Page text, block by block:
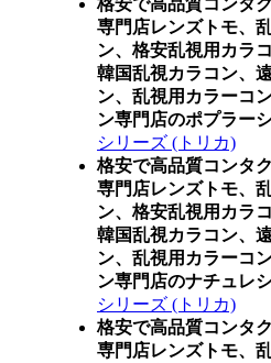
格安で高品質コンタ
専門店レンズトモ、
ン、格安乱視用カラ
韓国乱視カラコン、
ン、乱視用カラーコ
ン専門店のポプラー
シリーズ (トリカ)
格安で高品質コンタ
専門店レンズトモ、
ン、格安乱視用カラ
韓国乱視カラコン、
ン、乱視用カラーコ
ン専門店のナチュレ
シリーズ (トリカ)
格安で高品質コンタ
専門店レンズトモ、